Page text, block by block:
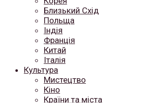
Близький Схід
Польща
Індія
Франція
Китай
Італія
Культура
Мистецтво
Кіно
Країни та міста